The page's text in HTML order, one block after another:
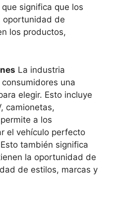
significa que los
oportunidad de
los productos,
La industria
una
elegir. Esto incluye
camionetas,
a los
el vehículo perfecto
también significa
la oportunidad de
de estilos, marcas y